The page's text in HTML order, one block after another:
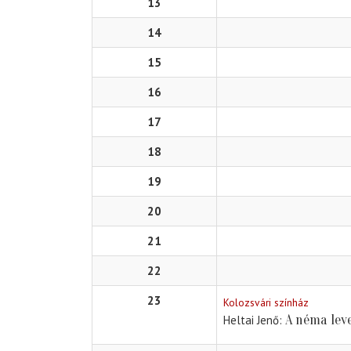
14
15
16
17
18
19
20
21
22
23
Kolozsvári színház
Heltai Jenő A néma